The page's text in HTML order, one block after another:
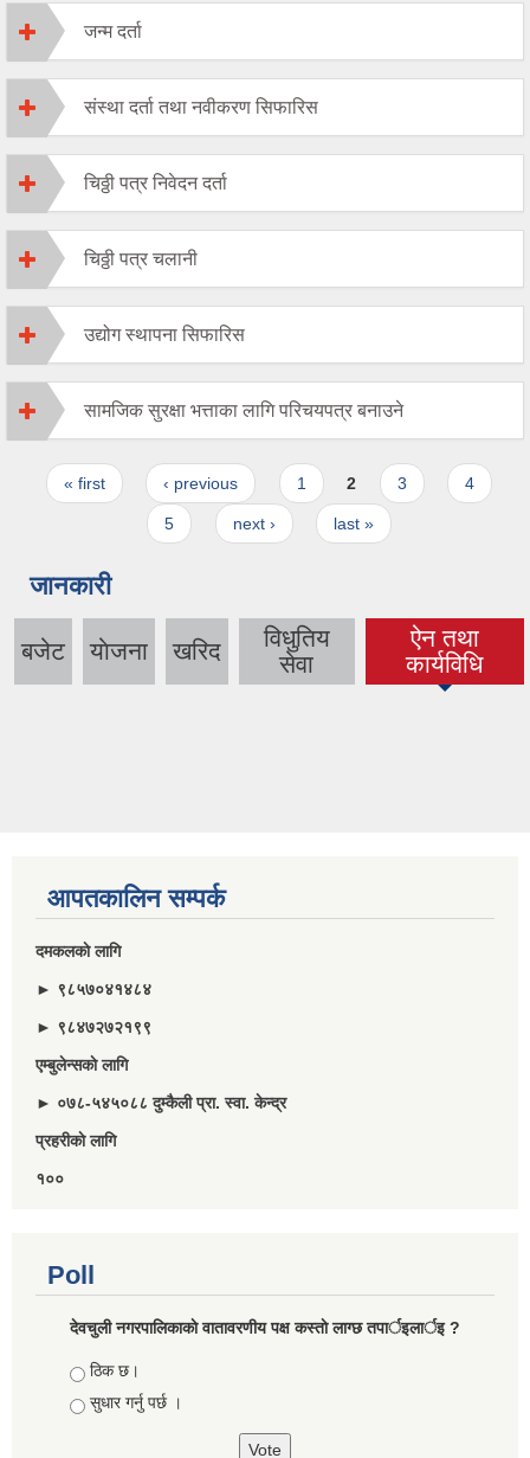
जन्म दर्ता
संस्था दर्ता तथा नवीकरण सिफारिस
चिठ्ठी पत्र निवेदन दर्ता
चिठ्ठी पत्र चलानी
उद्योग स्थापना सिफारिस
सामजिक सुरक्षा भत्ताका लागि परिचयपत्र बनाउने
Pages
« first ‹ previous 1 2 3 4
5 next › last »
जानकारी
बजेट याेजना खरिद
विधुतिय
सेवा
ऐन तथा
कार्यविधि
(active tab)
आपतकालिन सम्पर्क
दमकलकाे लागि
► ९८५७०४१४८४
► ९८४७२७२१९९
एम्बुलेन्सकाे लागि
► ०७८-५४५०८८ दुम्कैली प्रा. स्वा. केन्द्र
प्रहरीकाे लागि
१००
Poll
देवचुली नगरपालिकाकाे वातावरणीय पक्ष कस्ताे लाग्छ तपार्इलार्इ ?
Choices
ठिक छ।
सुधार गर्नु पर्छ ।